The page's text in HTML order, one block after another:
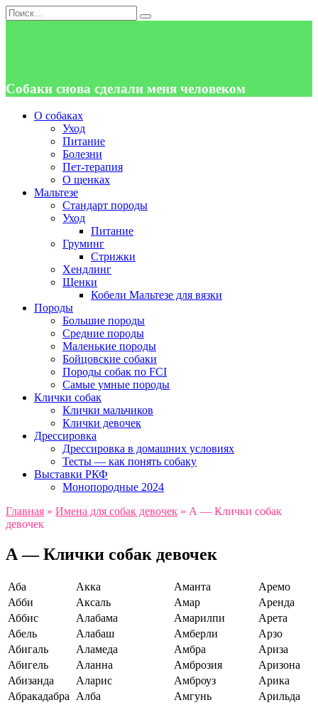
Перейти
к
Search
for:
Собаки снова сделали меня человеком
О собаках
Уход
Питание
Болезни
Пет-терапия
О щенках
Мальтезе
Стандарт породы
Уход
Питание
Груминг
Стрижки
Хендлинг
Щенки
Кобели Мальтезе для вязки
Породы
Большие породы
Средние породы
Маленькие породы
Бойцовские собаки
Породы собак по FCI
Самые умные породы
Клички собак
Клички мальчиков
Клички девочек
Дрессировка
Дрессировка в домашних условиях
Тесты — как понять собаку
Выставки РКФ
Монопородные 2024
Главная » Имена для собак девочек » А — Клички собак
девочек
А — Клички собак девочек
Аба Акка Аманта
Аремо
Абби
Аксаль Амар
Аренда
Аббис
Алабама Амарилпи
Арета
Абель
Алабаш Амберли
Арзо
Абигаль
Аламеда Амбра
Ариза
Абигель
Аланна Амброзия
Аризона
Абизанда
Аларис Амброуз
Арика
Абракадабра
Алба Амгунь
Арильда